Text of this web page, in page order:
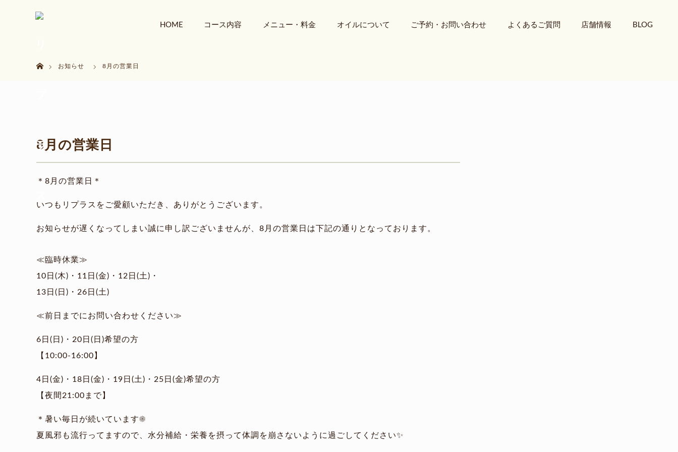
HOME コース内容 メニュー・料金 オイルについて ご予約・お問い合わせ よくあるご質問 店舗情報 BLOG
お知らせ
8月の営業日
8月の営業日
＊8月の営業日＊
いつもリプラスをご愛顧いただき、ありがとうございます。
お知らせが遅くなってしまい誠に申し訳ございませんが、8月の営業日は下記の通りとなっております。
≪臨時休業≫
10日(木)・11日(金)・12日(土)・
13日(日)・26日(土)
≪前日までにお問い合わせください≫
6日(日)・20日(日)希望の方
【10:00-16:00】
4日(金)・18日(金)・19日(土)・25日(金)希望の方
【夜間21:00まで】
＊暑い毎日が続いています☀
夏風邪も流行ってますので、水分補給・栄養を摂って体調を崩さないように過ごしてください✨